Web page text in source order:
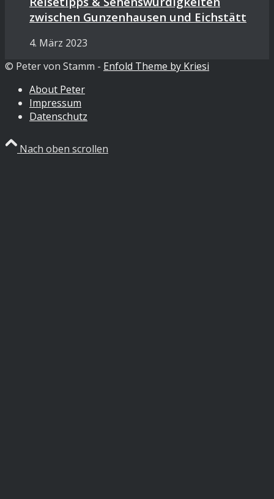
zwischen Gunzenhausen und Eichstätt
4. März 2023
© Peter von Stamm - Enfold Theme by Kriesi
About Peter
Impressum
Datenschutz
Nach oben scrollen